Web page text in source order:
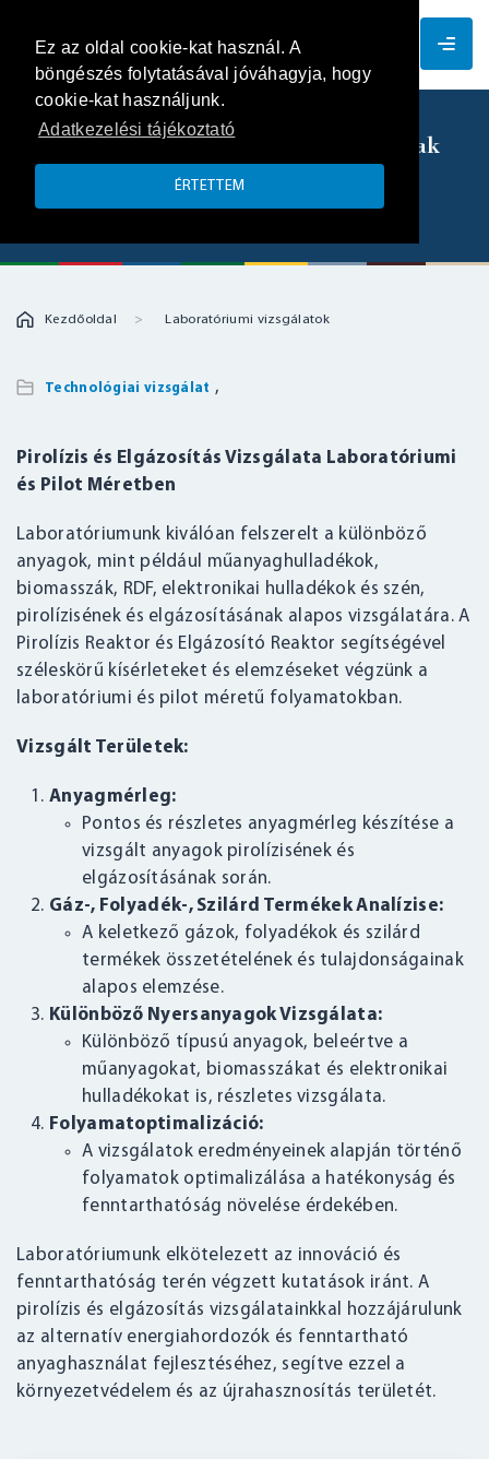
Ez az oldal cookie-kat használ. A
böngészés folytatásával jóváhagyja, hogy
cookie-kat használjunk.
Adatkezelési tájékoztató
ÉRTETTEM
Anyagok pirolízisének / elgázosításának
vizsgálata laboratóriumi és pilot
méretben
Kezdőoldal Laboratóriumi vizsgálatok
Technológiai vizsgálat ,
Pirolízis és Elgázosítás Vizsgálata Laboratóriumi
és Pilot Méretben
Laboratóriumunk kiválóan felszerelt a különböző
anyagok, mint például műanyaghulladékok,
biomasszák, RDF, elektronikai hulladékok és szén,
pirolízisének és elgázosításának alapos vizsgálatára. A
Pirolízis Reaktor és Elgázosító Reaktor segítségével
széleskörű kísérleteket és elemzéseket végzünk a
laboratóriumi és pilot méretű folyamatokban.
Vizsgált Területek:
Anyagmérleg:
Pontos és részletes anyagmérleg készítése a
vizsgált anyagok pirolízisének és
elgázosításának során.
Gáz-, Folyadék-, Szilárd Termékek Analízise:
A keletkező gázok, folyadékok és szilárd
termékek összetételének és tulajdonságainak
alapos elemzése.
Különböző Nyersanyagok Vizsgálata:
Különböző típusú anyagok, beleértve a
műanyagokat, biomasszákat és elektronikai
hulladékokat is, részletes vizsgálata.
Folyamatoptimalizáció:
A vizsgálatok eredményeinek alapján történő
folyamatok optimalizálása a hatékonyság és
fenntarthatóság növelése érdekében.
Laboratóriumunk elkötelezett az innováció és
fenntarthatóság terén végzett kutatások iránt. A
pirolízis és elgázosítás vizsgálatainkkal hozzájárulunk
az alternatív energiahordozók és fenntartható
anyaghasználat fejlesztéséhez, segítve ezzel a
környezetvédelem és az újrahasznosítás területét.